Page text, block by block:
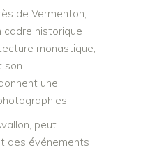
de Vermenton,
historique
monastique,
son
une
peut
des événements